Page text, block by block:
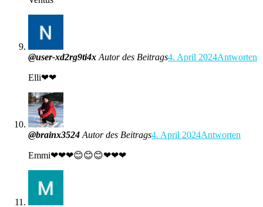
@user-xd2rg9ti4x Autor des Beitrags4. April 2024Antworten
Elli❤❤
@brainx3524 Autor des Beitrags4. April 2024Antworten
Emmi❤❤❤😊😊😊❤❤❤